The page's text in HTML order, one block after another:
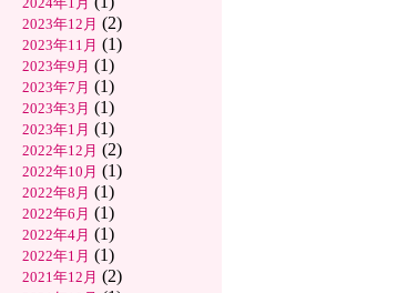
2023年12月 (2)
2023年11月 (1)
2023年9月 (1)
2023年7月 (1)
2023年3月 (1)
2023年1月 (1)
2022年12月 (2)
2022年10月 (1)
2022年8月 (1)
2022年6月 (1)
2022年4月 (1)
2022年1月 (1)
2021年12月 (2)